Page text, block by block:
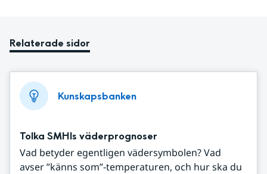
Relaterade sidor
Kunskapsbanken
Tolka SMHIs väderprognoser
Vad betyder egentligen vädersymbolen? Vad
avser ”känns som”-temperaturen, och hur ska du